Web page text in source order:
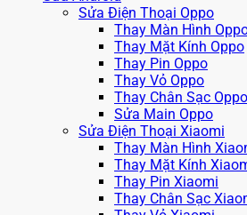
Sửa Điện Thoại Oppo
Thay Màn Hình
Thay Mặt Kính Oppo
Thay Pin Oppo
Thay Vỏ Oppo
Thay Chân Sạc Oppo
Sửa Main Oppo
Sửa Điện Thoại Xiaomi
Thay Màn Hình
Thay Mặt Kính
Thay Pin Xiaomi
Thay Chân Sạc